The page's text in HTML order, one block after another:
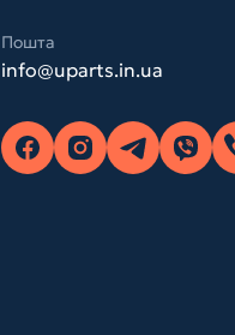
Пошта
info@uparts.in.ua